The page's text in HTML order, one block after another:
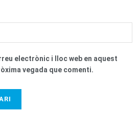
electrònic i lloc web en aquest
vegada que comenti.